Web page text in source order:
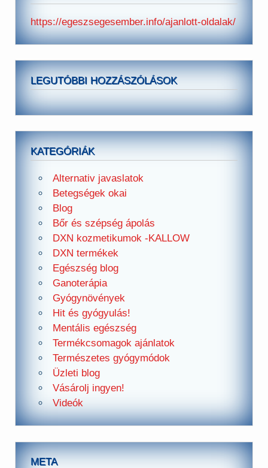
https://egeszsegesember.info/ajanlott-oldalak/
LEGUTÓBBI HOZZÁSZÓLÁSOK
KATEGÓRIÁK
Alternativ javaslatok
Betegségek okai
Blog
Bőr és szépség ápolás
DXN kozmetikumok -KALLOW
DXN termékek
Egészség blog
Ganoterápia
Gyógynövények
Hit és gyógyulás!
Mentális egészség
Termékcsomagok ajánlatok
Természetes gyógymódok
Üzleti blog
Vásárolj ingyen!
Videók
META